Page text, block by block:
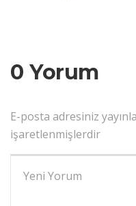
0 Yorum
E-posta adresiniz
işaretlenmişlerdir